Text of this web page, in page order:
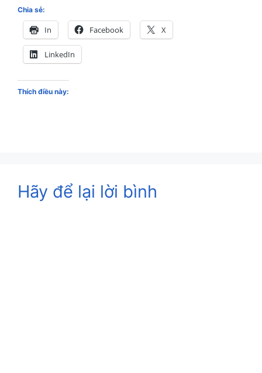
Chia sẻ:
In Facebook X
LinkedIn
Thích điều này:
Hãy để lại lời bình